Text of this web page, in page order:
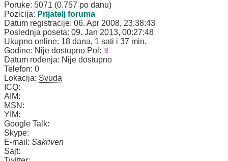
Poruke: 5071 (0.757 po danu)
Pozicija: Prijatelj foruma
Datum registracije: 06. Apr 2008, 23:38:43
Poslednja poseta: 09. Jan 2013, 00:27:48
Ukupno online: 18 dana, 1 sati i 37 min.
Godine: Nije dostupno Pol:
Datum rođenja: Nije dostupno
Telefon: 0
Lokacija: Svuda
ICQ:
AIM:
MSN:
YIM:
Google Talk:
Skype:
E-mail: Sakriven
Sajt: